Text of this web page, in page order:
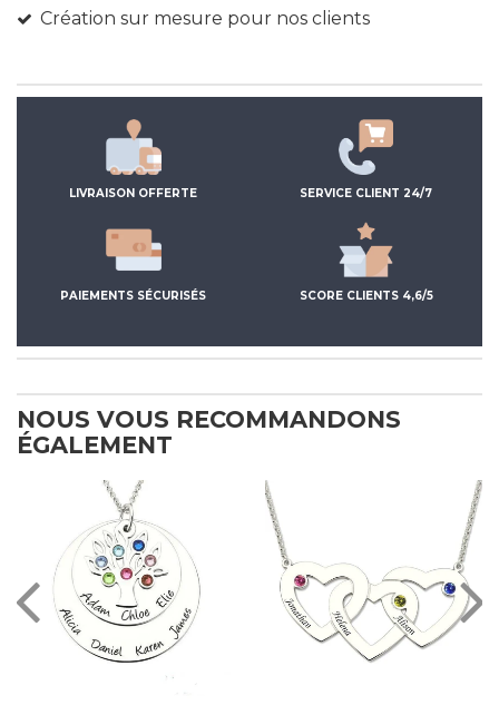
Création sur mesure pour nos clients
LIVRAISON OFFERTE SERVICE CLIENT 24/7
PAIEMENTS SÉCURISÉS SCORE CLIENTS 4,6/5
NOUS VOUS RECOMMANDONS
ÉGALEMENT